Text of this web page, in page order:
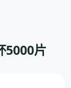
5000片